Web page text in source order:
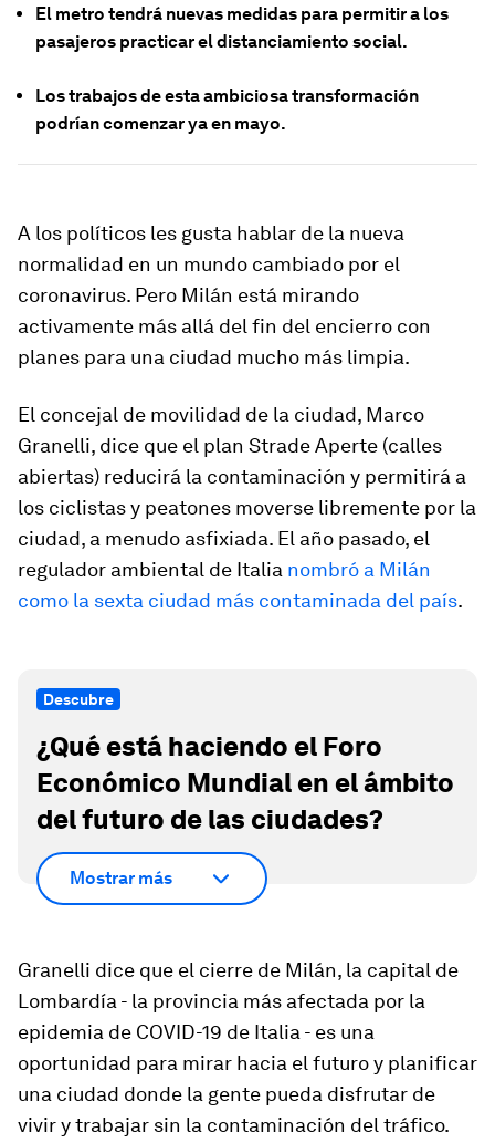
El metro tendrá nuevas medidas para permitir a los
pasajeros practicar el distanciamiento social.
Los trabajos de esta ambiciosa transformación
podrían comenzar ya en mayo.
A los políticos les gusta hablar de la nueva
normalidad en un mundo cambiado por el
coronavirus. Pero Milán está mirando
activamente más allá del fin del encierro con
planes para una ciudad mucho más limpia.
El concejal de movilidad de la ciudad, Marco
Granelli, dice que el plan Strade Aperte (calles
abiertas) reducirá la contaminación y permitirá a
los ciclistas y peatones moverse libremente por la
ciudad, a menudo asfixiada. El año pasado, el
regulador ambiental de Italia nombró a Milán
como la sexta ciudad más contaminada del país.
Descubre
¿Qué está haciendo el Foro
Económico Mundial en el ámbito
del futuro de las ciudades?
Mostrar más
Granelli dice que el cierre de Milán, la capital de
Lombardía - la provincia más afectada por la
epidemia de COVID-19 de Italia - es una
oportunidad para mirar hacia el futuro y planificar
una ciudad donde la gente pueda disfrutar de
vivir y trabajar sin la contaminación del tráfico.